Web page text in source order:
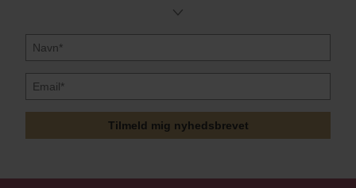
Tilmeld mig nyhedsbrevet